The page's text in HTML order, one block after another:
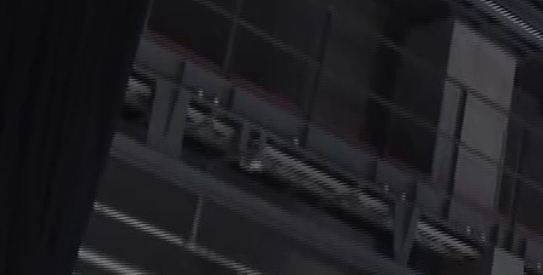
資金の引出し
保険料の払込み・貸付金のご返済
マイナンバーカードによるお手続き
その他のお手続き
ご契約者さま向けサービス
損害保険商品
生命保険について知る
大樹あんしんナビゲーター
福利厚生制度関連
福利厚生制度等
ガイドブック「団体保険における保険金・給付金
のご請求手続きとお支払いについて」
大樹 企業保険ダイレクトシステム（団体保険の
大樹生命ブログ
お金について知る
公的保障試算ツール
相続税シミュレーション
大樹生命について トップ
トップメッセージ
会社情報
よくある質問 お問合せ